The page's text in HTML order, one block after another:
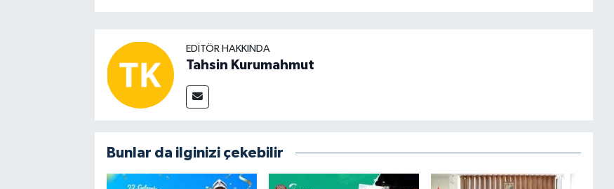
EDITÖR HAKKINDA
Tahsin Kurumahmut
Bunlar da ilginizi çekebilir